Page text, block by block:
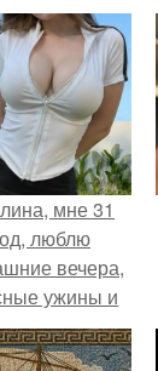
мне 31
люблю
вечера,
ужины и
после
дождя.